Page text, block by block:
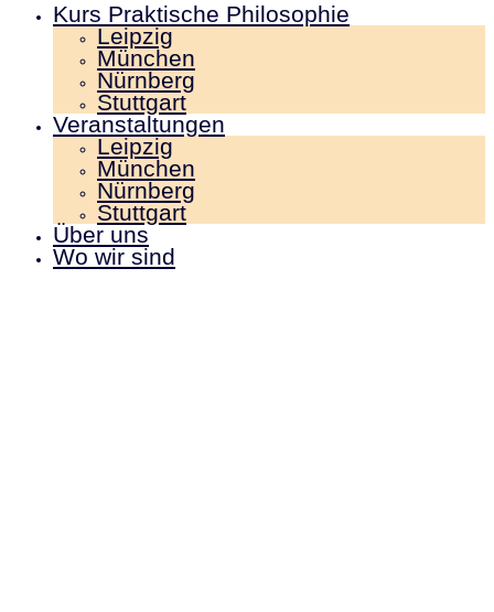
Kurs Praktische Philosophie
Leipzig
München
Nürnberg
Stuttgart
Veranstaltungen
Leipzig
München
Nürnberg
Stuttgart
Über uns
Wo wir sind